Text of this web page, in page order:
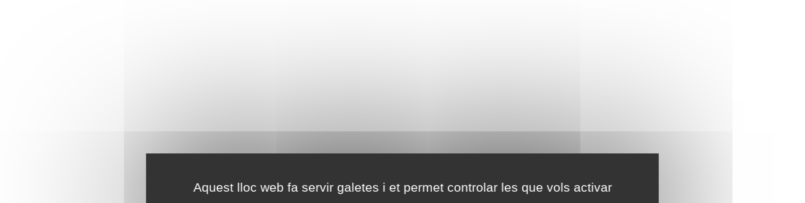
Aquest lloc web fa servir galetes i et permet controlar les que vols activar